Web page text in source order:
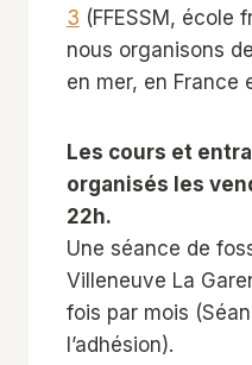
3 (FFESSM, école
nous organisons
en mer, en France
Les cours et
organisés les
22h.
Une séance de
Villeneuve La
fois par mois
l’adhésion).